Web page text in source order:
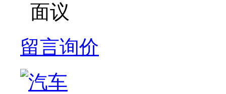
面议
留言询价